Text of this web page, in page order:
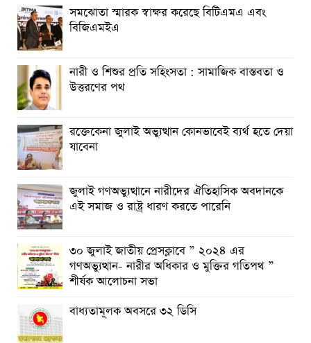
রাঙ্গুনিয়ায় জুলাই গণঅভ্যুত্থান দিবস পালিত
পার্বতীপুরে জুলাই গণঅভ্যুত্থান দিবস পালন
আত্রাইয়ে যথাযোগ্য মর্যাদায় ‘জুলাই গণঅভ্যুত্থান দিবস’ পালিত
ঝালকাঠিতে জুলাই গণঅভ্যুত্থান দিবস পালিত
রাবিপ্রবি’তে ‘জুলাই গণঅভ্যুত্থান দিবস-২০২৬’ উদযাপিত
সমঝোতা স্মারক স্বাক্ষর করেছে বিটিএমএ এবং
বিজিএমইএ
নারী ও শিশুর প্রতি সহিংসতা : সামাজিক বাস্তবতা ও
উত্তরণের পথ
রক্তেকেনা জুলাই অভ্যুত্থান কোনভাবেই ব্যর্থ হতে দেয়া
যাবেনা
জুলাই গণঅভ্যুত্থানে নারীদের ঐতিহাসিক অবদানকে
এই সমাজ ও রাষ্ট্র ধারণ করতে পারেনি
৩০ জুলাই জাতীয় প্রেসক্লাবে ” ২০২৪ এর
গণঅভ্যুত্থান- নারীর অধিকার ও মুক্তির গতিপথ ”
শীর্ষক আলোচনা সভা
বাধ্যতামূলক অবসরে ৩২ ডিসি